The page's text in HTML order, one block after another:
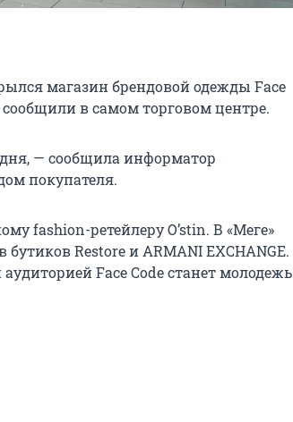
магазин брендовой одежды Face
сообщили в самом торговом центре.
— сообщила информатор
покупателя.
fashion-ретейлеру O’stin. В «Меге»
Restore и ARMANI EXCHANGE.
Face Code станет молодежь